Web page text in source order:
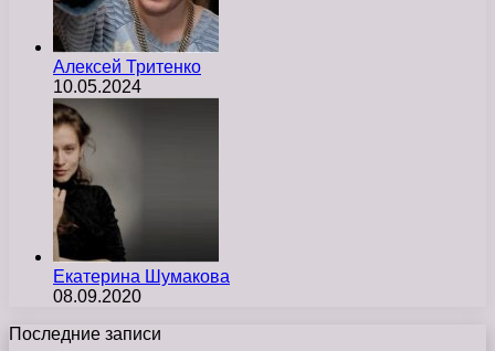
Алексей Тритенко
10.05.2024
Екатерина Шумакова
08.09.2020
Последние записи